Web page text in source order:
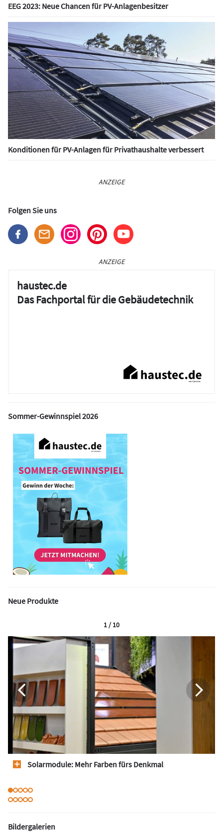
EEG 2023: Neue Chancen für PV-Anlagenbesitzer
Konditionen für PV-Anlagen für Privathaushalte verbessert
ANZEIGE
Folgen Sie uns
ANZEIGE
haustec.de
Das Fachportal für die Gebäudetechnik
Sommer-Gewinnspiel 2026
Neue Produkte
Solarmodule: Mehr Farben fürs Denkmal
1 / 10
Bildergalerien